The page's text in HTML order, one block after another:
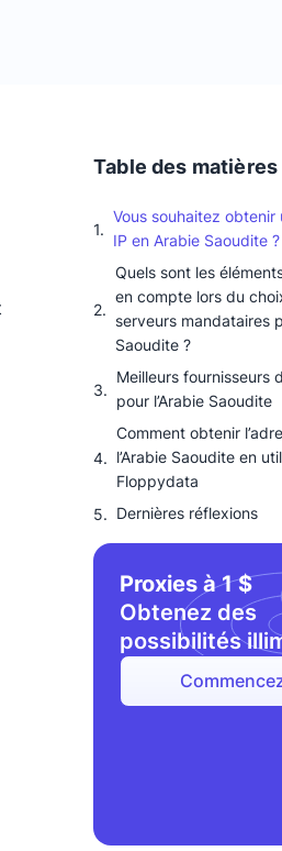
Table des matières
Vous souhaitez obtenir
IP en Arabie Saoudite ?
Quels sont les
en compte lors du
serveurs mandataires
Saoudite ?
Meilleurs fournisseurs
pour l’Arabie Saoudite
Comment obtenir
l’Arabie Saoudite en
Floppydata
Dernières réflexions
Proxies à 1 $
Obtenez des
possibilités